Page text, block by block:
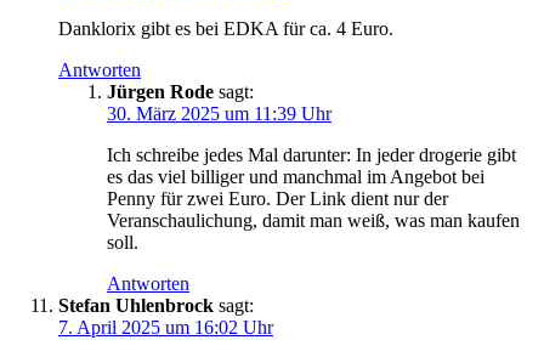
Danklorix gibt es bei EDKA für ca. 4 Euro.
Antworten
Jürgen Rode sagt:
30. März 2025 um 11:39 Uhr
Ich schreibe jedes Mal darunter: In jeder drogerie gibt
es das viel billiger und manchmal im Angebot bei
Penny für zwei Euro. Der Link dient nur der
Veranschaulichung, damit man weiß, was man kaufen
soll.
Antworten
Stefan Uhlenbrock sagt:
7. April 2025 um 16:02 Uhr